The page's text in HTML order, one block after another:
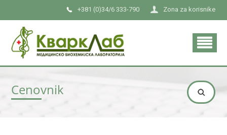
Zona za korisnike
+381 (0)34/6 333-790
Cenovnik